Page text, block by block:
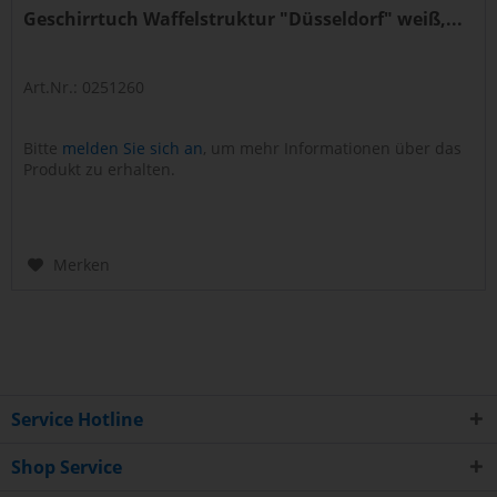
Geschirrtuch Waffelstruktur "Düsseldorf" weiß,...
Art.Nr.: 0251260
Bitte melden Sie sich an, um mehr Informationen über das
Produkt zu erhalten.
Merken
Service Hotline
Shop Service